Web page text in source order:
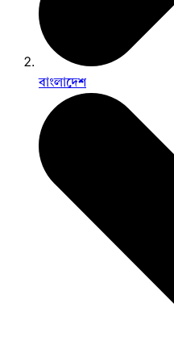
বাংলাদেশ